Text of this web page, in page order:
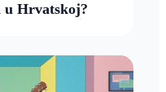
u Hrvatskoj?